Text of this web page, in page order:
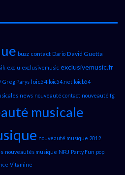
buzz contact Dario David Guetta
exclu exclusivemusic exclusivemusic.fr
Greg Parys loic54 loic54.net loicb54
news nouveauté contact nouveauté fg
musicale
nouveauté musique 2012
nouveautés musique NRJ Party Fun pop
Vitamine